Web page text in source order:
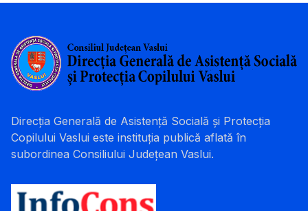
Direcția Generală de Asistență Socială și Protecția
Copilului Vaslui este instituția publică aflată în
subordinea Consiliului Județean Vaslui.